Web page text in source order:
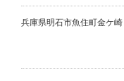
兵庫県明石市魚住町金ケ崎